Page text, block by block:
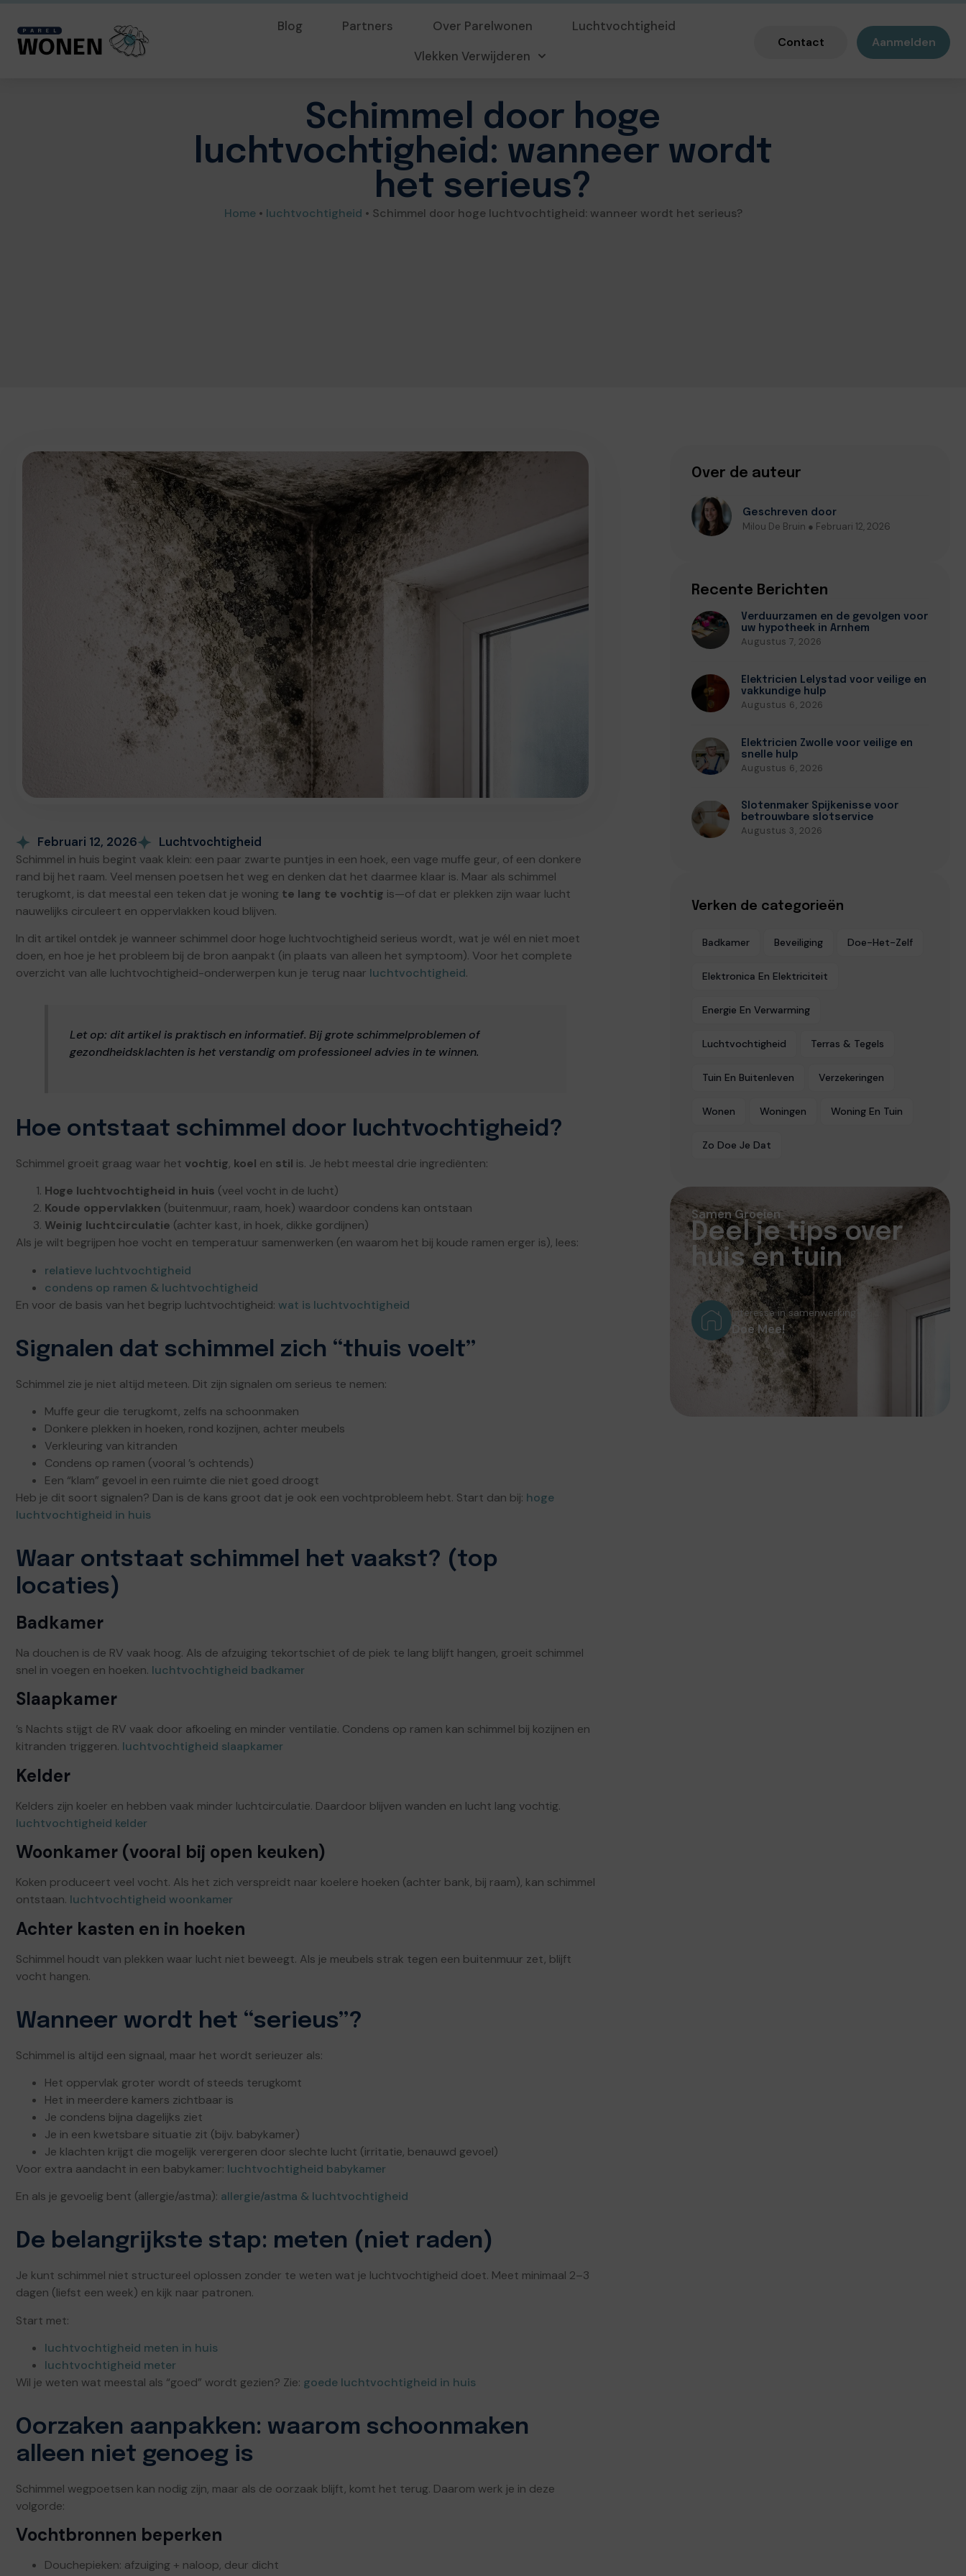
Blog Partners Over Parelwonen
Luchtvochtigheid
Vlekken Verwijderen
Contact Aanmelden
Schimmel door hoge
luchtvochtigheid: wanneer wordt
het serieus?
Home• luchtvochtigheid • Schimmel door hoge luchtvochtigheid: wanneer wordt het serieus?
Februari 12, 2026 Luchtvochtigheid
Schimmel in huis begint vaak klein: een paar zwarte puntjes in een hoek, een vage muffe geur, of een donkere
rand bij het raam. Veel mensen poetsen het weg en denken dat het daarmee klaar is. Maar als schimmel
terugkomt, is dat meestal een teken dat je woning te lang te vochtig is—of dat er plekken zijn waar lucht
nauwelijks circuleert en oppervlakken koud blijven.
In dit artikel ontdek je wanneer schimmel door hoge luchtvochtigheid serieus wordt, wat je wél en niet moet
doen, en hoe je het probleem bij de bron aanpakt (in plaats van alleen het symptoom). Voor het complete
overzicht van alle luchtvochtigheid-onderwerpen kun je terug naar luchtvochtigheid.
Let op: dit artikel is praktisch en informatief. Bij grote schimmelproblemen of
gezondheidsklachten is het verstandig om professioneel advies in te winnen.
Hoe ontstaat schimmel door luchtvochtigheid?
Schimmel groeit graag waar het vochtig, koel en stil is. Je hebt meestal drie ingrediënten:
Hoge luchtvochtigheid in huis (veel vocht in de lucht)
Koude oppervlakken (buitenmuur, raam, hoek) waardoor condens kan ontstaan
Weinig luchtcirculatie (achter kast, in hoek, dikke gordijnen)
Als je wilt begrijpen hoe vocht en temperatuur samenwerken (en waarom het bij koude ramen erger is), lees:
relatieve luchtvochtigheid
condens op ramen & luchtvochtigheid
En voor de basis van het begrip luchtvochtigheid: wat is luchtvochtigheid
Signalen dat schimmel zich “thuis voelt”
Schimmel zie je niet altijd meteen. Dit zijn signalen om serieus te nemen:
Muffe geur die terugkomt, zelfs na schoonmaken
Donkere plekken in hoeken, rond kozijnen, achter meubels
Verkleuring van kitranden
Condens op ramen (vooral ’s ochtends)
Een “klam” gevoel in een ruimte die niet goed droogt
Heb je dit soort signalen? Dan is de kans groot dat je ook een vochtprobleem hebt. Start dan bij: hoge
luchtvochtigheid in huis
Waar ontstaat schimmel het vaakst? (top
locaties)
Badkamer
Na douchen is de RV vaak hoog. Als de afzuiging tekortschiet of de piek te lang blijft hangen, groeit schimmel
snel in voegen en hoeken. luchtvochtigheid badkamer
Slaapkamer
’s Nachts stijgt de RV vaak door afkoeling en minder ventilatie. Condens op ramen kan schimmel bij kozijnen en
kitranden triggeren. luchtvochtigheid slaapkamer
Kelder
Kelders zijn koeler en hebben vaak minder luchtcirculatie. Daardoor blijven wanden en lucht lang vochtig.
luchtvochtigheid kelder
Woonkamer (vooral bij open keuken)
Koken produceert veel vocht. Als het zich verspreidt naar koelere hoeken (achter bank, bij raam), kan schimmel
ontstaan. luchtvochtigheid woonkamer
Achter kasten en in hoeken
Schimmel houdt van plekken waar lucht niet beweegt. Als je meubels strak tegen een buitenmuur zet, blijft
vocht hangen.
Wanneer wordt het “serieus”?
Schimmel is altijd een signaal, maar het wordt serieuzer als:
Het oppervlak groter wordt of steeds terugkomt
Het in meerdere kamers zichtbaar is
Je condens bijna dagelijks ziet
Je in een kwetsbare situatie zit (bijv. babykamer)
Je klachten krijgt die mogelijk verergeren door slechte lucht (irritatie, benauwd gevoel)
Voor extra aandacht in een babykamer: luchtvochtigheid babykamer
En als je gevoelig bent (allergie/astma): allergie/astma & luchtvochtigheid
De belangrijkste stap: meten (niet raden)
Je kunt schimmel niet structureel oplossen zonder te weten wat je luchtvochtigheid doet. Meet minimaal 2–3
dagen (liefst een week) en kijk naar patronen.
Start met:
luchtvochtigheid meten in huis
luchtvochtigheid meter
Wil je weten wat meestal als “goed” wordt gezien? Zie: goede luchtvochtigheid in huis
Oorzaken aanpakken: waarom schoonmaken
alleen niet genoeg is
Schimmel wegpoetsen kan nodig zijn, maar als de oorzaak blijft, komt het terug. Daarom werk je in deze
volgorde:
Vochtbronnen beperken
Douchepieken: afzuiging + naloop, deur dicht
Over de auteur
Geschreven door
Milou De Bruin ● Februari 12, 2026
Recente Berichten
Verduurzamen en de gevolgen voor
uw hypotheek in Arnhem
Augustus 7, 2026
Elektricien Lelystad voor veilige en
vakkundige hulp
Augustus 6, 2026
Elektricien Zwolle voor veilige en
snelle hulp
Augustus 6, 2026
Slotenmaker Spijkenisse voor
betrouwbare slotservice
Augustus 3, 2026
Verken de categorieën
Badkamer Beveiliging Doe-Het-Zelf
Elektronica En Elektriciteit
Energie En Verwarming
Luchtvochtigheid Terras & Tegels
Tuin En Buitenleven Verzekeringen
Wonen Woningen Woning En Tuin
Zo Doe Je Dat
Samen Groeien
Deel je tips over
huis en tuin
Interesse in samenwerking?
Doe Mee!